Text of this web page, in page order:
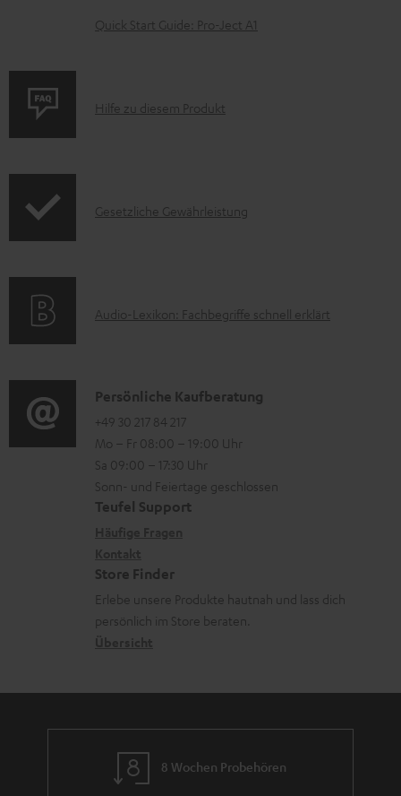
z
H
n
r
d
n
Quick Start Guide: Pro-Ject A1
P
u
A
Hilfe zu diesem Produkt
I
r
t
i
o
n
e
u
r
r
a
Gesetzliche Gewährleistung
A
i
o
-
L
e
k
o
Audio-Lexikon: Fachbegriffe schnell erklärt
K
o
n
t
a
d
a
n
Persönliche Kaufberatung
+49 30 217 84 217
Mo – Fr 08:00 – 19:00 Uhr
Sa 09:00 – 17:30 Uhr
Sonn- und Feiertage geschlossen
Teufel Support
Store Finder
Erlebe unsere Produkte hautnah und lass dich
persönlich im Store beraten.
8 Wochen Probehören